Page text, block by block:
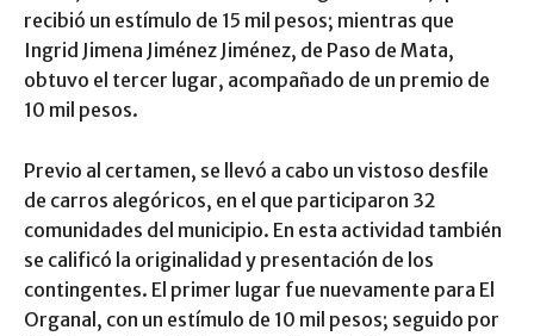
recibió un estímulo de 15 mil pesos; mientras que
Ingrid Jimena Jiménez Jiménez, de Paso de Mata,
obtuvo el tercer lugar, acompañado de un premio de
10 mil pesos.
Previo al certamen, se llevó a cabo un vistoso desfile
de carros alegóricos, en el que participaron 32
comunidades del municipio. En esta actividad también
se calificó la originalidad y presentación de los
contingentes. El primer lugar fue nuevamente para El
Organal, con un estímulo de 10 mil pesos; seguido por